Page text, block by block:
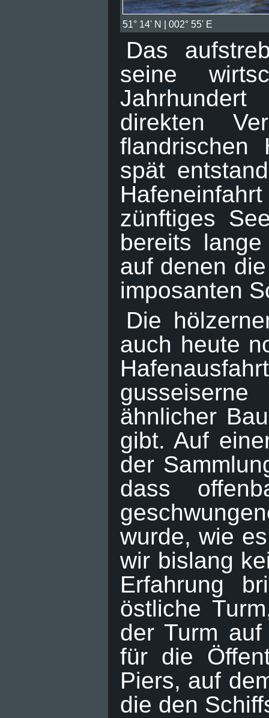
51° 14' N | 002° 55' E
Das
seine
direkten
flandrischen
spät
zünftiges
bereits
auf denen
imposanten
Die
auch heute
ähnlicher
gibt. Auf
der
dass
wurde, wie
wir bislang
Erfahrung
östliche
der Turm
für die
Piers, auf
die den